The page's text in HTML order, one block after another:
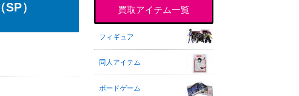
）
買取アイテム一覧
フィギュア
同人アイテム
ボードゲーム